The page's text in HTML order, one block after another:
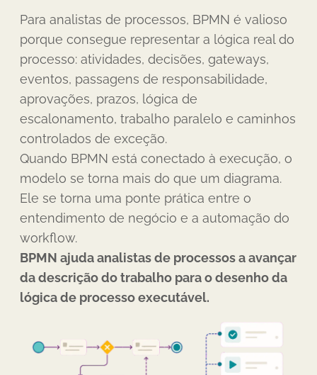
Para analistas de processos, BPMN é valioso
porque consegue representar a lógica real do
processo: atividades, decisões, gateways,
eventos, passagens de responsabilidade,
aprovações, prazos, lógica de
escalonamento, trabalho paralelo e caminhos
controlados de exceção.
Quando BPMN está conectado à execução, o
modelo se torna mais do que um diagrama.
Ele se torna uma ponte prática entre o
entendimento de negócio e a automação do
workflow.
BPMN ajuda analistas de processos a avançar
da descrição do trabalho para o desenho da
lógica de processo executável.